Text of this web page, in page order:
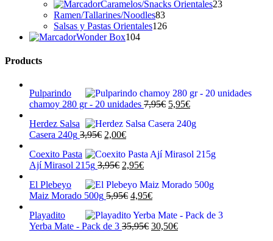
productos
Caramelos/Snacks Orientales2323
Ramen/Tallarines/Noodles8383
productos
Salsas y Pastas Orientales126126
Wonder Box104104
Products
Pulparindo
chamoy 280 gr - 20 unidades 7,95€ El
original
5,95€El
actual
Herdez Salsa
Casera 240g 3,95€ El
original
era:
2,00€El
actual
es:
Coexito Pasta
Ají Mirasol 215g 3,95€ El
original
era:
2,95€El
actual
es:
El Plebeyo
Maiz Morado 500g 5,95€ El
original
era:
4,95€El
actual
es:
Playadito
Yerba Mate - Pack de 3 35,95€ El
30,50€El